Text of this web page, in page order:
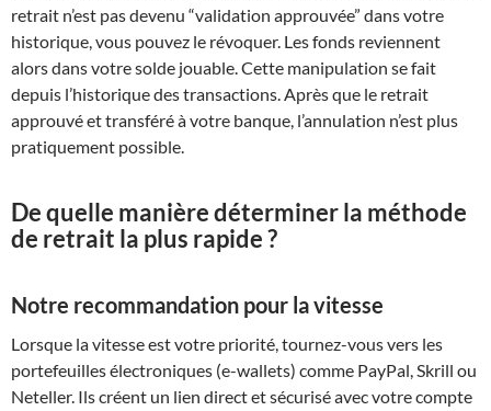
retrait n’est pas devenu “validation approuvée” dans votre
historique, vous pouvez le révoquer. Les fonds reviennent
alors dans votre solde jouable. Cette manipulation se fait
depuis l’historique des transactions. Après que le retrait
approuvé et transféré à votre banque, l’annulation n’est plus
pratiquement possible.
De quelle manière déterminer la méthode
de retrait la plus rapide ?
Notre recommandation pour la vitesse
Lorsque la vitesse est votre priorité, tournez-vous vers les
portefeuilles électroniques (e-wallets) comme PayPal, Skrill ou
Neteller. Ils créent un lien direct et sécurisé avec votre compte